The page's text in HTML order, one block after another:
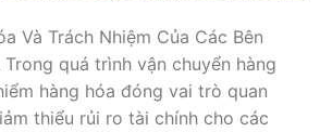
Và Trách Nhiệm Của Các Bên
Trong quá trình vận chuyển hàng
hàng hóa đóng vai trò quan
thiểu rủi ro tài chính cho các